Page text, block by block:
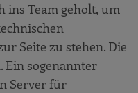
ins Team geholt, um
Seite zu stehen. Die
Ein sogenannter
Server für